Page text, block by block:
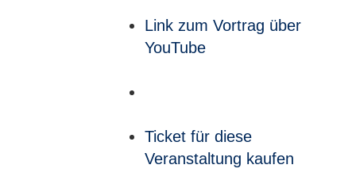
Link zum Vortrag über
YouTube
Ticket für diese
Veranstaltung kaufen